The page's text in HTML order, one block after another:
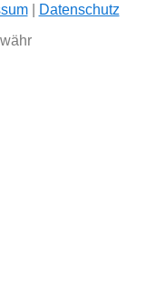
|
Datenschutz